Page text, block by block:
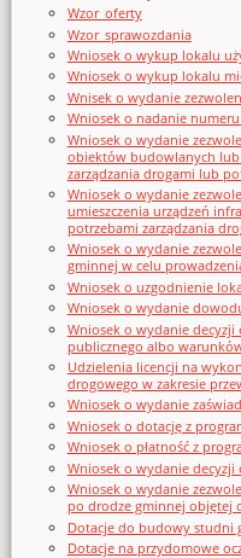
Wzor_oferty
Wzor_sprawozdania
Wniosek o wykup lokalu
Wniosek o wykup lokalu
Wnisek o wydanie
Wniosek o nadanie
Wniosek o wydanie
obiektów budowlanych lub
zarządzania drogami lub
Wniosek o wydanie
umieszczenia urządzeń
potrzebami zarządzania
Wniosek o wydanie
gminnej w celu
Wniosek o uzgodnienie
Wniosek o wydanie
Wniosek o wydanie
publicznego albo
Udzielenia licencji na
drogowego w zakresie
Wniosek o wydanie
Wniosek o dotację z
Wniosek o płatność z
Wniosek o wydanie
Wniosek o wydanie
po drodze gminnej objętej
Dotacje do budowy studni
Dotacje na przydomowe